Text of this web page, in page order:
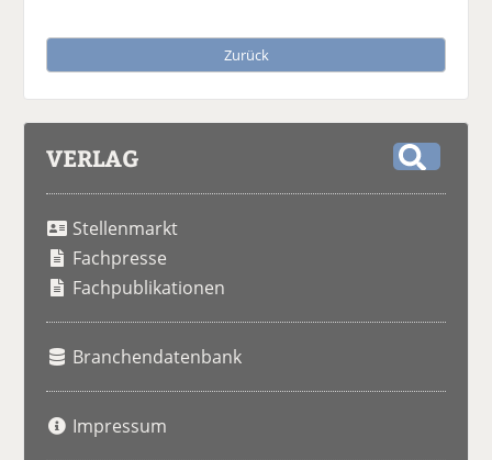
Zurück
VERLAG
Stellenmarkt
Fachpresse
Fachpublikationen
Branchendatenbank
Impressum